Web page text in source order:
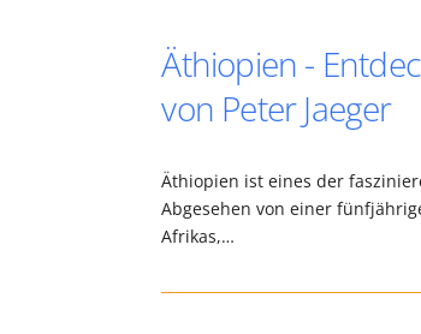
Äthiopien -
von Peter Jaeger
Äthiopien ist eines der
Abgesehen von einer
Afrikas,…